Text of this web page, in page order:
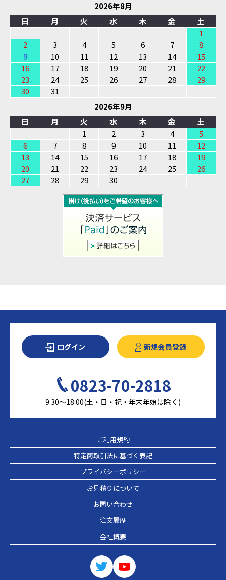
2026年8月
日
月 火 水 木 金
土
1
2
3 4 5 6 7
8
9
10 11 12 13 14
15
16
17 18 19 20 21
22
23
24 25 26 27 28
29
30
31
2026年9月
日
月 火 水 木 金
土
1
2 3 4
5
6
7 8 9 10 11
12
13
14 15 16 17 18
19
20
21 22 23 24 25
26
27
28 29 30
ログイン 新規会員登録
0823-70-2818
9:30～18:00(土・日・祝・年末年始は除く)
ご利用規約
特定商取引法に基づく表記
プライバシーポリシー
お見積りについて
お問い合わせ
注文履歴
会社概要